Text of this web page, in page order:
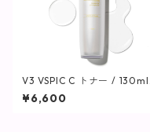
V3 VSPIC C トナー / 130ml
【SPICARE】
¥6,600